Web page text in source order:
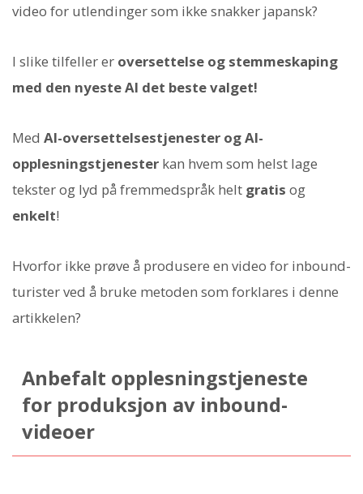
video for utlendinger som ikke snakker japansk?
I slike tilfeller er oversettelse og stemmeskaping
med den nyeste AI det beste valget!
Med AI-oversettelsestjenester og AI-
opplesningstjenester kan hvem som helst lage
tekster og lyd på fremmedspråk helt gratis og
enkelt!
Hvorfor ikke prøve å produsere en video for inbound-
turister ved å bruke metoden som forklares i denne
artikkelen?
Anbefalt opplesningstjeneste
for produksjon av inbound-
videoer